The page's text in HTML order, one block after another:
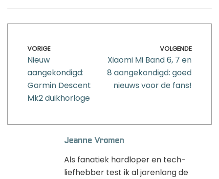
VORIGE
Nieuw
aangekondigd:
Garmin Descent
Mk2 duikhorloge
VOLGENDE
Xiaomi Mi Band 6, 7 en
8 aangekondigd: goed
nieuws voor de fans!
Jeanne Vromen
Als fanatiek hardloper en tech-
liefhebber test ik al jarenlang de